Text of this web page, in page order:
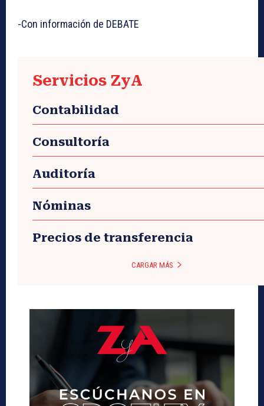
-Con información de DEBATE
Servicios ZyA
Contabilidad
Consultoría
Auditoría
Nóminas
Precios de transferencia
CARGAR MÁS